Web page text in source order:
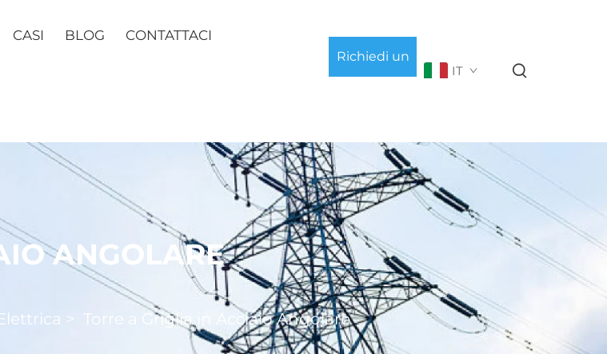
CASI BLOG CONTATTACI
Richiedi un
IT
ANGOLARE
> Torre a Griglia in Acciaio Angolare